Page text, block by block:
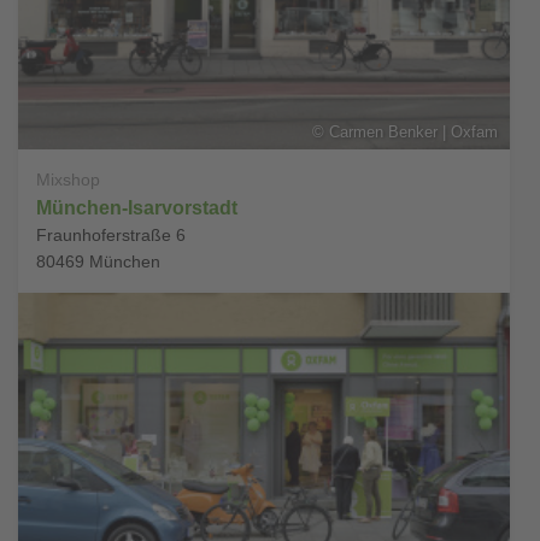
© Carmen Benker | Oxfam
Mixshop
München-Isarvorstadt
Fraunhoferstraße 6
80469 München